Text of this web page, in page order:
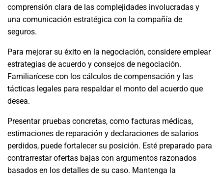
comprensión clara de las complejidades involucradas y
una comunicación estratégica con la compañía de
seguros.
Para mejorar su éxito en la negociación, considere emplear
estrategias de acuerdo y consejos de negociación.
Familiarícese con los cálculos de compensación y las
tácticas legales para respaldar el monto del acuerdo que
desea.
Presentar pruebas concretas, como facturas médicas,
estimaciones de reparación y declaraciones de salarios
perdidos, puede fortalecer su posición. Esté preparado para
contrarrestar ofertas bajas con argumentos razonados
basados ​​en los detalles de su caso. Mantenga la